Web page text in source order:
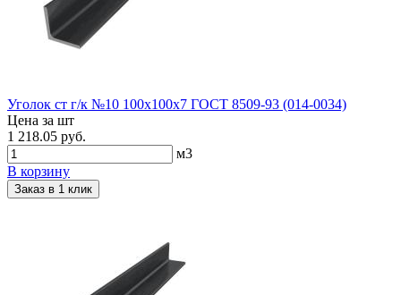
Уголок ст г/к №10 100х100х7 ГОСТ 8509-93 (014-0034)
Цена за шт
1 218.05 руб.
м3
В корзину
Заказ в 1 клик